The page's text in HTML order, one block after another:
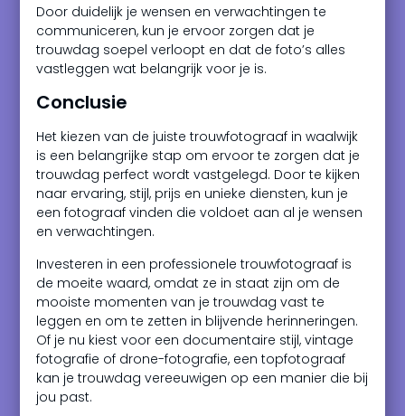
Door duidelijk je wensen en verwachtingen te
communiceren, kun je ervoor zorgen dat je
trouwdag soepel verloopt en dat de foto’s alles
vastleggen wat belangrijk voor je is.
Conclusie
Het kiezen van de juiste trouwfotograaf in waalwijk
is een belangrijke stap om ervoor te zorgen dat je
trouwdag perfect wordt vastgelegd. Door te kijken
naar ervaring, stijl, prijs en unieke diensten, kun je
een fotograaf vinden die voldoet aan al je wensen
en verwachtingen.
Investeren in een professionele trouwfotograaf is
de moeite waard, omdat ze in staat zijn om de
mooiste momenten van je trouwdag vast te
leggen en om te zetten in blijvende herinneringen.
Of je nu kiest voor een documentaire stijl, vintage
fotografie of drone-fotografie, een topfotograaf
kan je trouwdag vereeuwigen op een manier die bij
jou past.